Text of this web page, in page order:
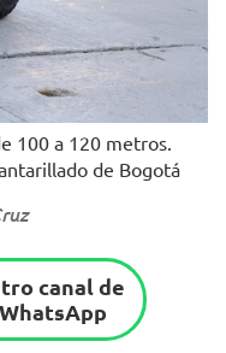
100 a 120 metros.
de Bogotá
canal de